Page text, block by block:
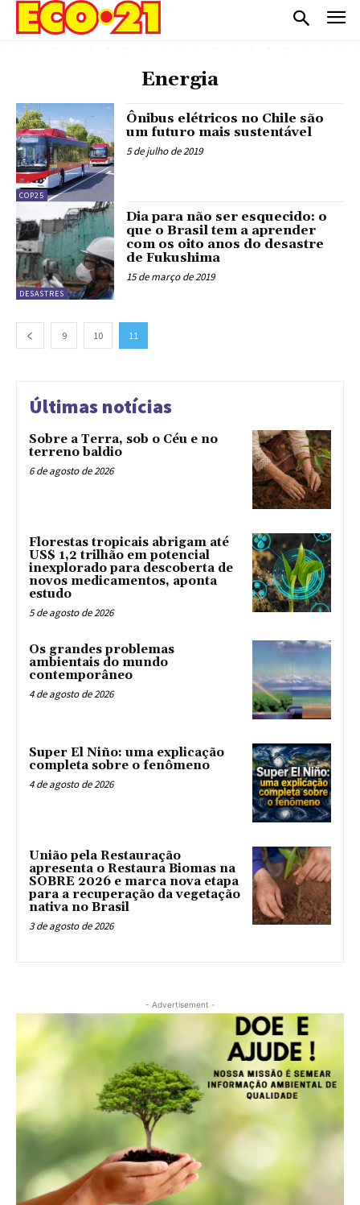
Energia
COP25
Ônibus elétricos no Chile são
um futuro mais sustentável
5 de julho de 2019
DESASTRES
Dia para não ser esquecido: o
que o Brasil tem a aprender
com os oito anos do desastre
de Fukushima
15 de março de 2019
9 10 11
Últimas notícias
Sobre a Terra, sob o Céu e no
terreno baldio
6 de agosto de 2026
Florestas tropicais abrigam até
US$ 1,2 trilhão em potencial
inexplorado para descoberta de
novos medicamentos, aponta
estudo
5 de agosto de 2026
Os grandes problemas
ambientais do mundo
contemporâneo
4 de agosto de 2026
Super El Niño: uma explicação
completa sobre o fenômeno
4 de agosto de 2026
União pela Restauração
apresenta o Restaura Biomas na
SOBRE 2026 e marca nova etapa
para a recuperação da vegetação
nativa no Brasil
3 de agosto de 2026
- Advertisement -